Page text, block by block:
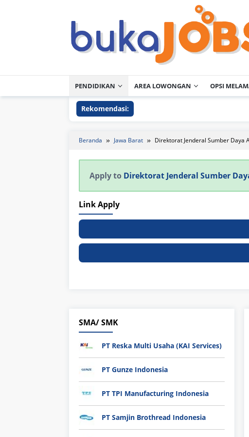
PENDIDIKAN AREA LOWONGAN OPSI
Rekomendasi:
Beranda Jawa Barat Direktorat Jenderal Sumber Daya
Apply to Direktorat Jenderal Sumber
Link Apply
SMA/ SMK
PT Reska Multi Usaha (KAI Services)
PT Gunze Indonesia
PT TPI Manufacturing Indonesia
PT Samjin Brothread Indonesia